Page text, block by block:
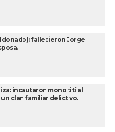
fallecieron Jorge
incautaron mono tití al
clan familiar delictivo.